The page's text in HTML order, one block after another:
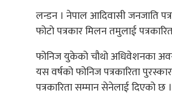
लन्डन । नेपाल आदिवासी जनजाति
फोटो पत्रकार मिलन तमुलाई
फोनिज युकेको चौथो अधिवेशनका
यस वर्षको फोनिज पत्रकारिता
पत्रकारिता सम्मान सेनेलाई दिएको छ ।